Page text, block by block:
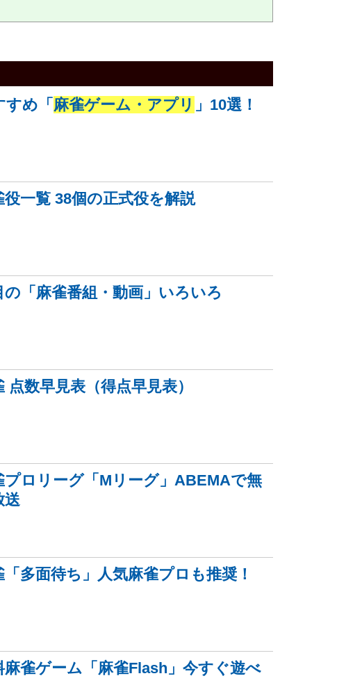
すめ「 麻雀ゲーム・アプリ 」10選！
役一覧 38個の正式役を解説
の「麻雀番組・動画」いろいろ
点数早見表（得点早見表）
プロリーグ「Mリーグ」ABEMAで無
送
「多面待ち」人気麻雀プロも推奨！
麻雀ゲーム「麻雀Flash」今すぐ遊べ